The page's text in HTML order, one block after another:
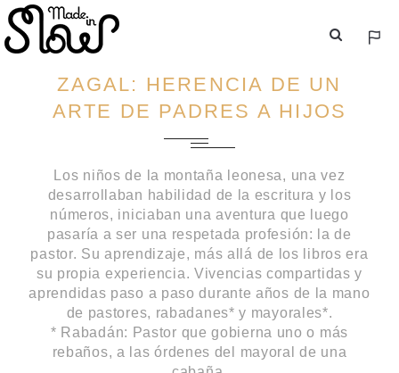
ZAGAL: HERENCIA DE UN
ARTE DE PADRES A HIJOS
Los niños de la montaña leonesa, una vez
desarrollaban habilidad de la escritura y los
números, iniciaban una aventura que luego
pasaría a ser una respetada profesión: la de
pastor. Su aprendizaje, más allá de los libros era
su propia experiencia. Vivencias compartidas y
aprendidas paso a paso durante años de la mano
de pastores, rabadanes* y mayorales*.
* Rabadán: Pastor que gobierna uno o más
rebaños, a las órdenes del mayoral de una